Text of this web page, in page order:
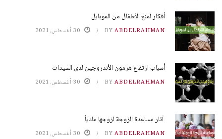
أفكار لمنع الأطفال من الموبايل
BY ABDELRAHMAN 30 أغسطس، 2021
أسباب ارتفاع هرمون الأندروجين لدى السيدات
BY ABDELRAHMAN 30 أغسطس، 2021
آثار مساعدة الزوجة لزوجها مادياً
BY ABDELRAHMAN 30 أغسطس، 2021